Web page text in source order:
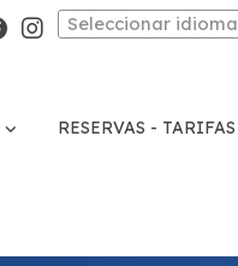
Seleccionar idioma
RESERVAS - TARIFAS